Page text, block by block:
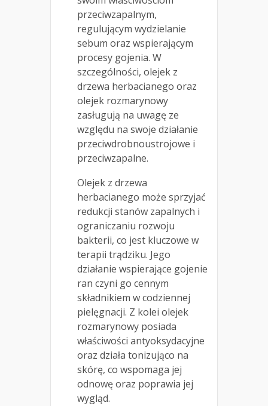
przeciwzapalnym,
regulującym wydzielanie
sebum oraz wspierającym
procesy gojenia. W
szczególności, olejek z
drzewa herbacianego oraz
olejek rozmarynowy
zasługują na uwagę ze
względu na swoje działanie
przeciwdrobnoustrojowe i
przeciwzapalne.
Olejek z drzewa
herbacianego może sprzyjać
redukcji stanów zapalnych i
ograniczaniu rozwoju
bakterii, co jest kluczowe w
terapii trądziku. Jego
działanie wspierające gojenie
ran czyni go cennym
składnikiem w codziennej
pielęgnacji. Z kolei olejek
rozmarynowy posiada
właściwości antyoksydacyjne
oraz działa tonizująco na
skórę, co wspomaga jej
odnowę oraz poprawia jej
wygląd.